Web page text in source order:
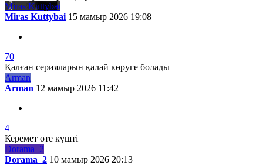
Miras Kuttybai
Miras Kuttybai 15 мамыр 2026 19:08
70
Қалған серияларын қалай көруге болады
Arman
Arman 12 мамыр 2026 11:42
4
Керемет өте күшті
Dorama_2
Dorama_2 10 мамыр 2026 20:13